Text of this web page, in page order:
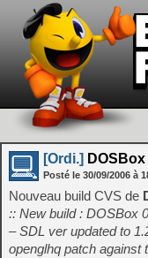
[Ordi.]
Posté le 30/09/2006 à
Nouveau build CVS de
:: New build : DOSBox
– SDL ver updated to
openglhq patch against